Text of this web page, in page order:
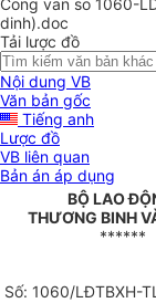
Cong van so 1060-
dinh).doc
Tải lược đồ
Nội dung VB
Văn bản gốc
Tiếng anh
Lược đồ
VB liên quan
Bản án áp dụng
BỘ LAO
THƯƠNG BINH
******
Số: 1060/LĐTBXH-TL